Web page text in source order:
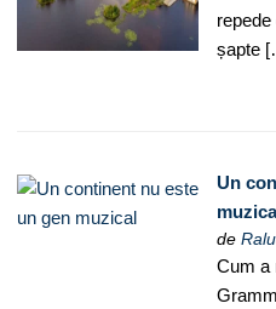
șapte
Un
de
Cum a